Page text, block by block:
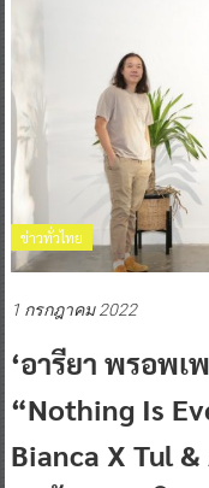
ข่าวทั่วไทย
1 กรกฎาคม 2022
‘อารียา พรอพเ
“Nothing Is
Bianca X Tul